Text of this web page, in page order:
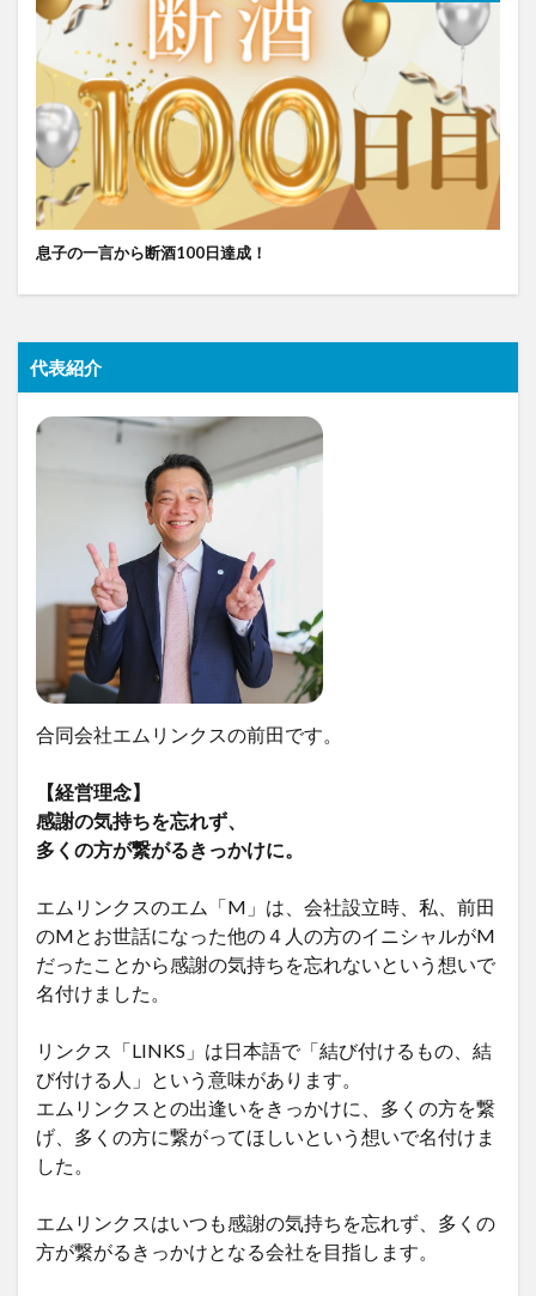
息子の一言から断酒100日達成！
代表紹介
合同会社エムリンクスの前田です。
【経営理念】
感謝の気持ちを忘れず、
多くの方が繋がるきっかけに。
エムリンクスのエム「M」は、会社設立時、私、前田
のMとお世話になった他の４人の方のイニシャルがM
だったことから感謝の気持ちを忘れないという想いで
名付けました。
リンクス「LINKS」は日本語で「結び付けるもの、結
び付ける人」という意味があります。
エムリンクスとの出逢いをきっかけに、多くの方を繋
げ、多くの方に繋がってほしいという想いで名付けま
した。
エムリンクスはいつも感謝の気持ちを忘れず、多くの
方が繋がるきっかけとなる会社を目指します。